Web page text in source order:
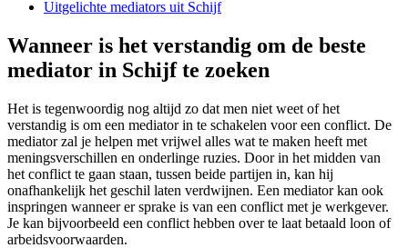
Uitgelichte mediators uit Schijf
Wanneer is het verstandig om de beste
mediator in Schijf te zoeken
Het is tegenwoordig nog altijd zo dat men niet weet of het
verstandig is om een mediator in te schakelen voor een conflict. De
mediator zal je helpen met vrijwel alles wat te maken heeft met
meningsverschillen en onderlinge ruzies. Door in het midden van
het conflict te gaan staan, tussen beide partijen in, kan hij
onafhankelijk het geschil laten verdwijnen. Een mediator kan ook
inspringen wanneer er sprake is van een conflict met je werkgever.
Je kan bijvoorbeeld een conflict hebben over te laat betaald loon of
arbeidsvoorwaarden.